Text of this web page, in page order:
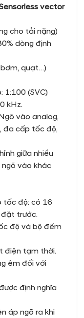
vector
cho tải nặng)
dòng định
quạt…)
1:100 (SVC)
kHz.
vào analog,
đa cấp tốc độ,
giữa nhiều
vào khác
tốc độ: có 16
trước.
độ và bộ đếm
điện tạm thời.
êm đối với
định nghĩa
áp ngõ ra khi